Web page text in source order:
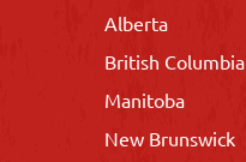
Alberta
British Columbia
Manitoba
New Brunswick